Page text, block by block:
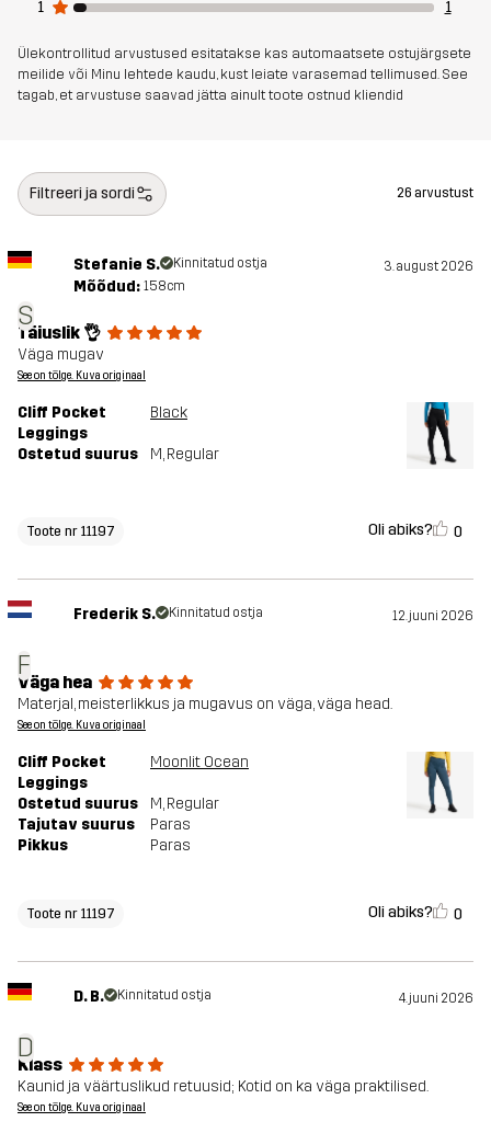
sihtrühm
Artikli number 11197_2001
1 1
Ülekontrollitud arvustused esitatakse kas automaatsete ostujärgsete
meilide või Minu lehtede kaudu, kust leiate varasemad tellimused. See
tagab, et arvustuse saavad jätta ainult toote ostnud kliendid
Filtreeri ja sordi 26 arvustust
S
Stefanie S. Kinnitatud ostja 3. august 2026
Mõõdud: 158cm
Täiuslik 👌
Väga mugav
See on tõlge. Kuva originaal
Cliff Pocket
Leggings
Black
Ostetud suurus M, Regular
Toote nr 11197 Oli abiks? 0
F
Frederik S. Kinnitatud ostja 12. juuni 2026
Väga hea
Materjal, meisterlikkus ja mugavus on väga, väga head.
See on tõlge. Kuva originaal
Cliff Pocket
Leggings
Moonlit Ocean
Ostetud suurus M, Regular
Tajutav suurus
Paras
Pikkus
Paras
Toote nr 11197 Oli abiks? 0
D
D. B. Kinnitatud ostja 4. juuni 2026
Klass
Kaunid ja väärtuslikud retuusid; Kotid on ka väga praktilised.
See on tõlge. Kuva originaal